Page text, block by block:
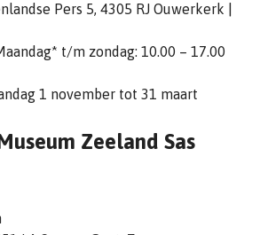
Pers 5, 4305 RJ Ouwerkerk |
t/m zondag: 10.00 – 17.00
1 november tot 31 maart
Zeeland Sas